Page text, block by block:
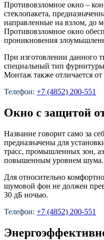
Противовзломное окно –
стеклопакета,
направленные на взлом, до
Противовзломное окно
проникновения
При изготовлении данного
специальный тип
Монтаж также отличается
Телефон: +7 (4852) 200-551
Окно с защитой
Название говорит само за
предназначены для
трасс, промышленных зон,
повышенным уровнем шума.
Для относительно
шумовой фон не должен
30 дБ ночью.
Телефон: +7 (4852) 200-551